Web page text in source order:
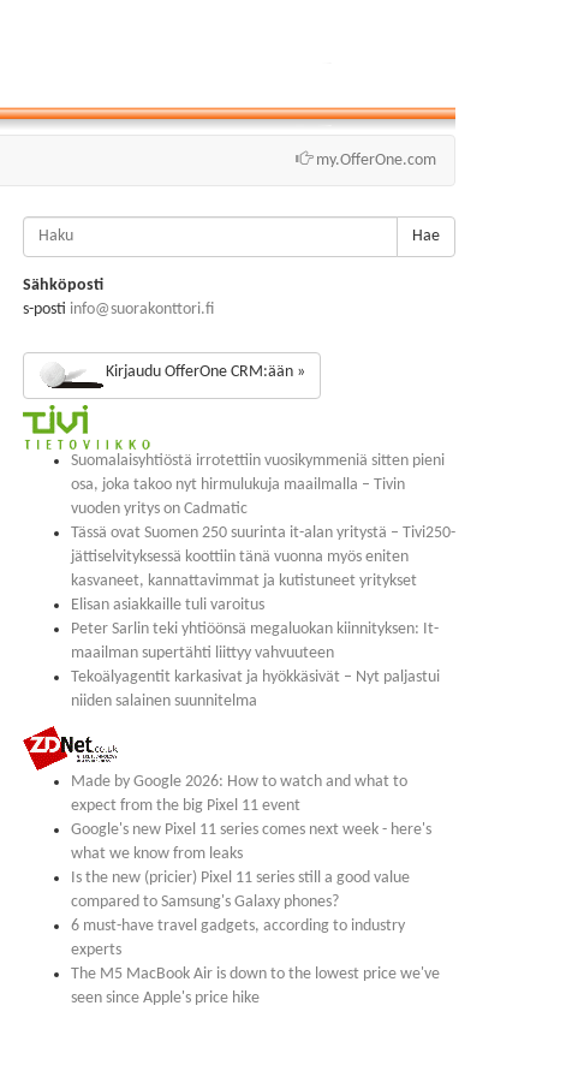
my.OfferOne.com
Hae
Sähköposti
s-posti info@suorakonttori.fi
Kirjaudu OfferOne CRM:ään »
Suomalaisyhtiöstä irrotettiin vuosikymmeniä sitten pieni
osa, joka takoo nyt hirmulukuja maailmalla – Tivin
vuoden yritys on Cadmatic
Tässä ovat Suomen 250 suurinta it-alan yritystä – Tivi250-
jättiselvityksessä koottiin tänä vuonna myös eniten
kasvaneet, kannattavimmat ja kutistuneet yritykset
Elisan asiakkaille tuli varoitus
Peter Sarlin teki yhtiöönsä megaluokan kiinnityksen: It-
maailman supertähti liittyy vahvuuteen
Tekoälyagentit karkasivat ja hyökkäsivät – Nyt paljastui
niiden salainen suunnitelma
Made by Google 2026: How to watch and what to
expect from the big Pixel 11 event
Google's new Pixel 11 series comes next week - here's
what we know from leaks
Is the new (pricier) Pixel 11 series still a good value
compared to Samsung's Galaxy phones?
6 must-have travel gadgets, according to industry
experts
The M5 MacBook Air is down to the lowest price we've
seen since Apple's price hike